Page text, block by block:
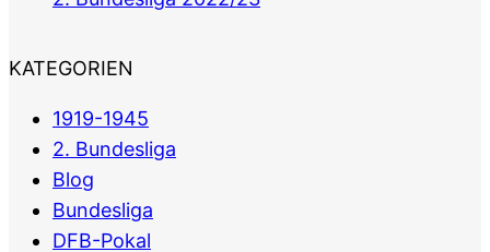
KATEGORIEN
1919-1945
2. Bundesliga
Blog
Bundesliga
DFB-Pokal